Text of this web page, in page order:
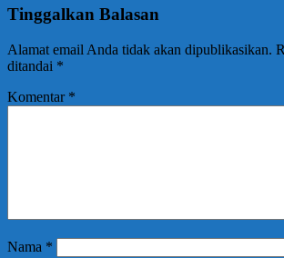
Tinggalkan Balasan
Alamat email Anda tidak akan dipublikasikan.
ditandai *
Komentar *
Nama *